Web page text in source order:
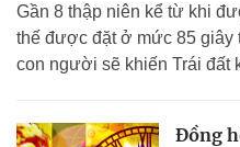
Gần 8 thập niên kể từ khi
thế được đặt ở mức 85
con người sẽ khiến Trái đất
Đồng